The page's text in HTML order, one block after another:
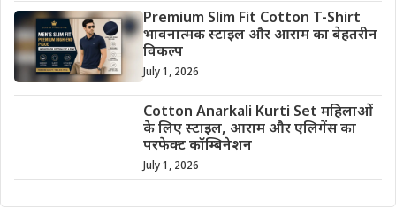
Premium Slim Fit Cotton T-Shirt
भावनात्मक स्टाइल और आराम का बेहतरीन
विकल्प
July 1, 2026
Cotton Anarkali Kurti Set महिलाओं
के लिए स्टाइल, आराम और एलिगेंस का
परफेक्ट कॉम्बिनेशन
July 1, 2026